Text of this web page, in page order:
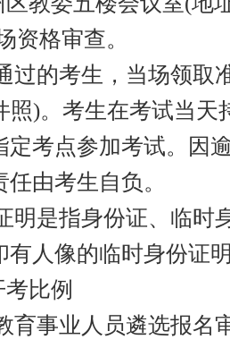
资格审查。
过的考生，当场领取
照)。考生在考试当天
定考点参加考试。因
由考生自负。
明是指身份证、临时
有人像的临时身份证
比例
育事业人员遴选报名